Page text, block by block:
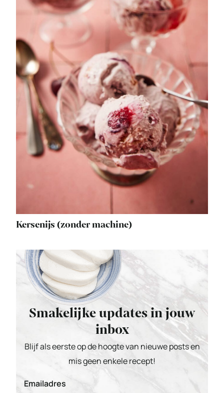
Kersenijs (zonder machine)
Smakelijke updates in jouw
inbox
Blijf als eerste op de hoogte van nieuwe posts en
mis geen enkele recept!
Emailadres